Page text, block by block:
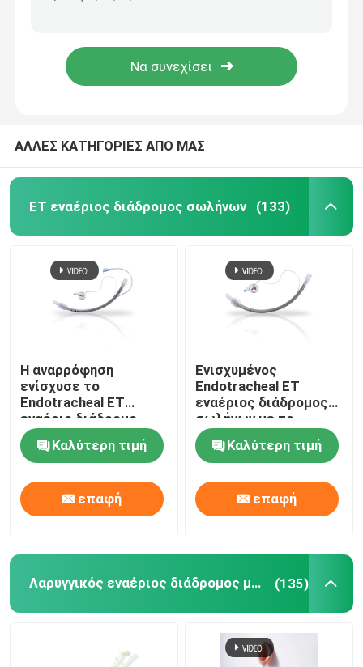
Διπλός βρογχικός σωλήνας μονάδων λούμεν
Όργανο ελέγχου πίεσης εναέριων διαδρόμων
Βρογχικός Blocker σωλήνας
Τηλεοπτικές Intubation συσκευές
Oropharyngeal σωλήνας εναέριων διαδρόμων
PPE προσωπικού προστατευτικού εξοπλισμού
Αναισθητικά
Κατατήρες OEM
ΑΛΛΕΣ ΚΑΤΗΓΟΡΙΕΣ ΑΠΟ ΜΑΣ
ET εναέριος διάδρομος σωλήνων (133)
Η αναρρόφηση
ενίσχυσε το
Endotracheal ET
εναέριο διάδρομο
Cuffed ISO13485
σωλήνων
πιστοποιημένο
Καλύτερη τιμή
επαφή
Ενισχυμένος
Endotracheal ET
εναέριος διάδρομος
σωλήνων με το
όργανο ελέγχου
πίεσης Intracuff
Καλύτερη τιμή
επαφή
Λαρυγγικός εναέριος διάδρομος μασκών (135)